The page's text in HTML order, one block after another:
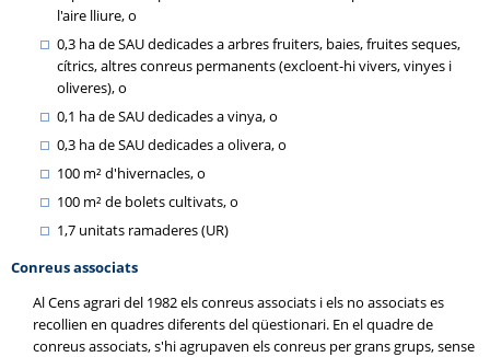
l'aire lliure, o
0,3 ha de SAU dedicades a arbres fruiters, baies, fruites seques,
cítrics, altres conreus permanents (excloent-hi vivers, vinyes i
oliveres), o
0,1 ha de SAU dedicades a vinya, o
0,3 ha de SAU dedicades a olivera, o
100 m² d'hivernacles, o
100 m² de bolets cultivats, o
1,7 unitats ramaderes (UR)
Conreus associats
Al Cens agrari del 1982 els conreus associats i els no associats es
recollien en quadres diferents del qüestionari. En el quadre de
conreus associats, s'hi agrupaven els conreus per grans grups, sense